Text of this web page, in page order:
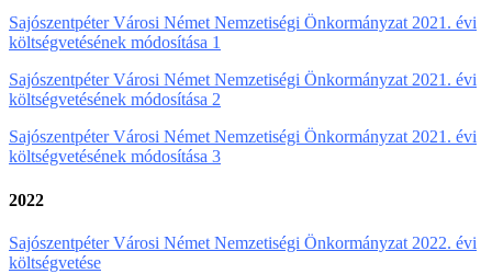
Sajószentpéter Városi Német Nemzetiségi Önkormányzat 2021. évi
költségvetésének módosítása 1
Sajószentpéter Városi Német Nemzetiségi Önkormányzat 2021. évi
költségvetésének módosítása 2
Sajószentpéter Városi Német Nemzetiségi Önkormányzat 2021. évi
költségvetésének módosítása 3
2022
Sajószentpéter Városi Német Nemzetiségi Önkormányzat 2022. évi
költségvetése